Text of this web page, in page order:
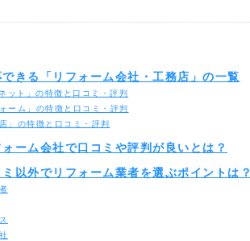
きる「リフォーム会社・工務店」の一覧
ット」の特徴と口コミ・評判
ーム」の特徴と口コミ・評判
」の特徴と口コミ・評判
ーム会社で口コミや評判が良いとは？
以外でリフォーム業者を選ぶポイントは？